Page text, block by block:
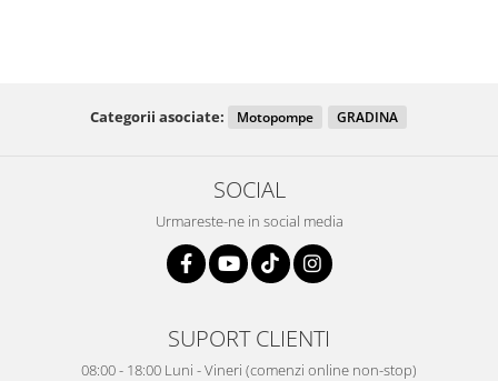
Categorii asociate: Motopompe GRADINA
SOCIAL
Urmareste-ne in social media
SUPORT CLIENTI
08:00 - 18:00 Luni - Vineri (comenzi online non-stop)